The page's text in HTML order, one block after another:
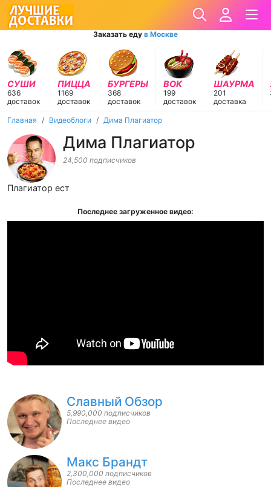
Заказать еду в Москве
СУШИ
636
доставок
ПИЦЦА
1169
доставок
БУРГЕРЫ
368
доставок
ВОК
199
доставок
ШАУРМА
201
доставка
Главная Видеоблоги Дима Плагиатор
Дима Плагиатор
24,500 подписчиков
Плагиатор ест
Последнее загруженное видео:
Славный Обзор
5,990,000 подписчиков
Последнее видео
Макс Брандт
2,300,000 подписчиков
Последнее видео